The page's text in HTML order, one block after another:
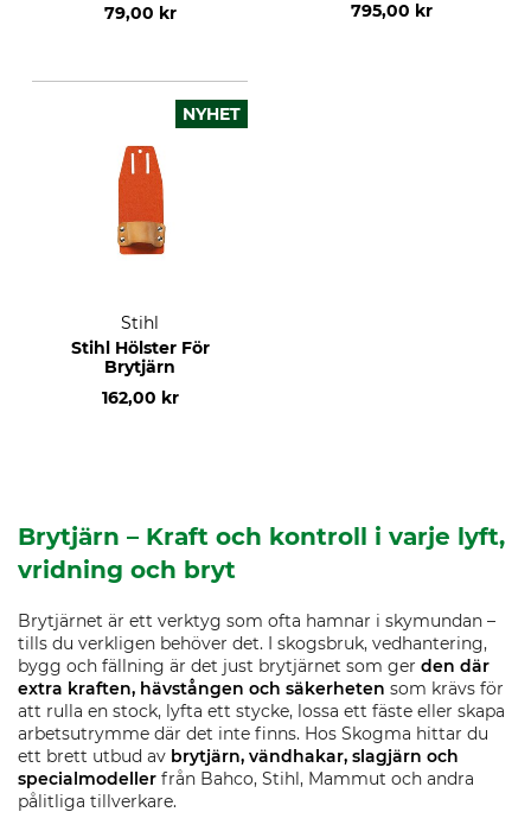
79,00 kr 795,00 kr
NYHET
Stihl
Stihl Hölster För
Brytjärn
162,00 kr
Brytjärn – Kraft och kontroll i varje lyft,
vridning och bryt
Brytjärnet är ett verktyg som ofta hamnar i skymundan –
tills du verkligen behöver det. I skogsbruk, vedhantering,
bygg och fällning är det just brytjärnet som ger den där
extra kraften, hävstången och säkerheten som krävs för
att rulla en stock, lyfta ett stycke, lossa ett fäste eller skapa
arbetsutrymme där det inte finns. Hos Skogma hittar du
ett brett utbud av brytjärn, vändhakar, slagjärn och
specialmodeller från Bahco, Stihl, Mammut och andra
pålitliga tillverkare.